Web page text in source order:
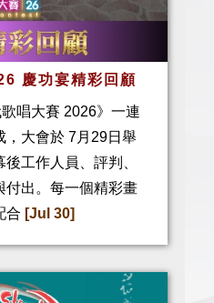
慶功宴精彩回顧
唱大賽 2026》一連
，大會於 7月29日舉
工作人員、評判、
付出。每一個精彩畫
合 [Jul 30]